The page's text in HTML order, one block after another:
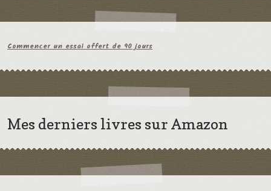
Commencer un essai offert de 90 jours
Mes derniers livres sur Amazon